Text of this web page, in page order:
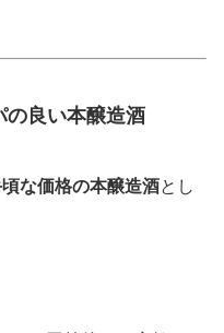
の良い本醸造酒
な価格の本醸造酒とし